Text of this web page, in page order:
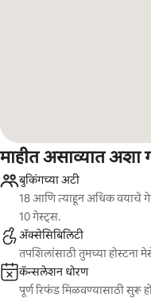
माहीत असाव्यात अशा
बुकिंगच्या अटी
18 आणि त्याहून अधिक वयाचे
10 गेस्ट्स.
ॲक्सेसिबिलिटी
तपशिलांसाठी तुमच्या होस्टना
कॅन्सलेशन धोरण
पूर्ण रिफंड मिळवण्यासाठी सुरू